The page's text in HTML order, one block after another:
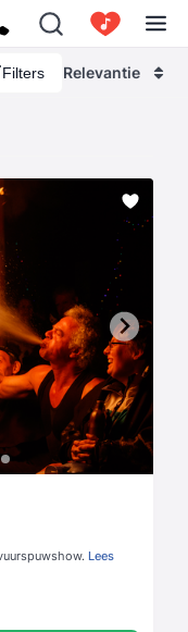
Filters Relevantie
Lees